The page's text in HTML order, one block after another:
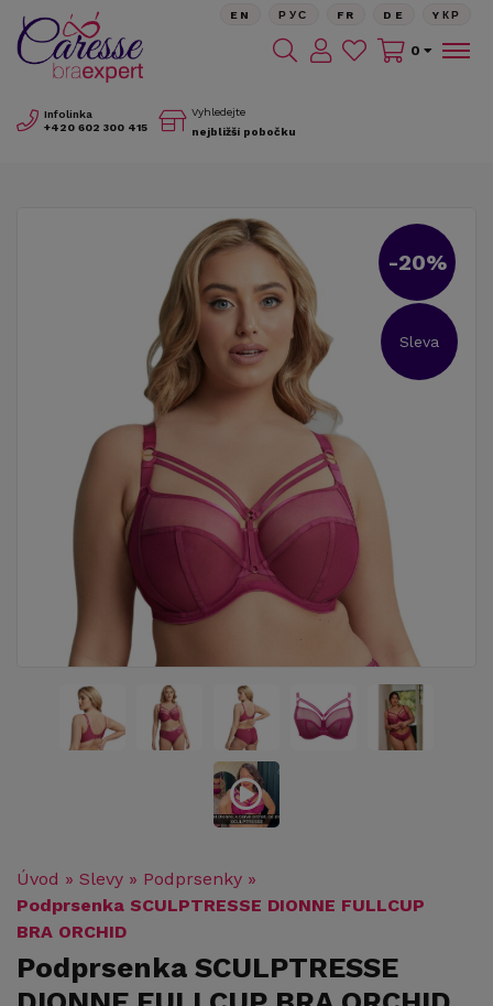
Infolinka
+420 602 300 415
Vyhledejte
nejbližší pobočku
EN РУС FR DE YКР
0
-20%
Sleva
Úvod » Slevy » Podprsenky »
Podprsenka SCULPTRESSE DIONNE FULLCUP
BRA ORCHID
Podprsenka SCULPTRESSE